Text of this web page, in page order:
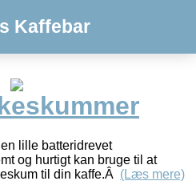
Kaffebar
lille batteridrevet
og hurtigt kan bruge til at
til din kaffe.Â (Læs mere)